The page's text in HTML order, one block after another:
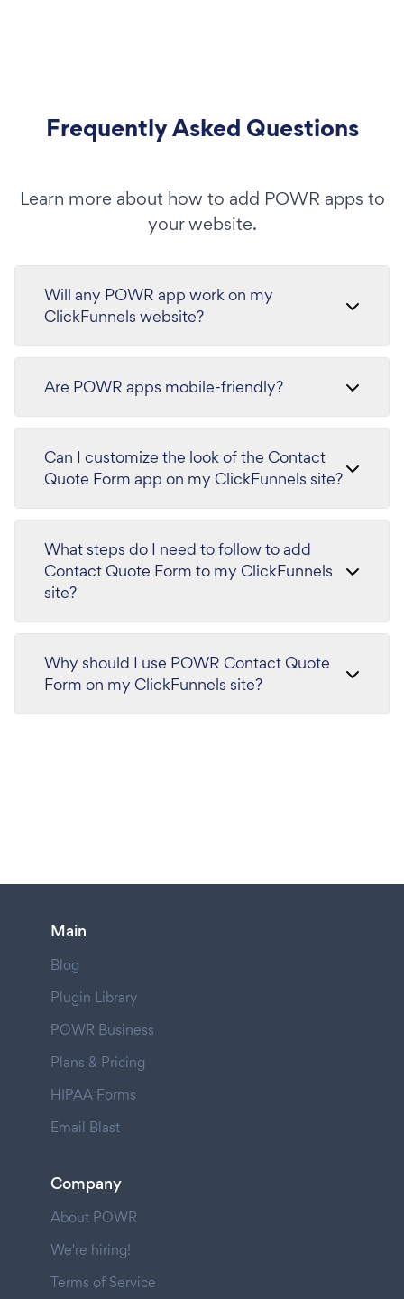
Frequently Asked Questions
Learn more about how to add POWR apps to
your website.
Will any POWR app work on my
ClickFunnels website?
Are POWR apps mobile-friendly?
Can I customize the look of the Contact
Quote Form app on my ClickFunnels site?
What steps do I need to follow to add
Contact Quote Form to my ClickFunnels
site?
Why should I use POWR Contact Quote
Form on my ClickFunnels site?
Main
Blog
Plugin Library
POWR Business
Plans & Pricing
HIPAA Forms
Email Blast
Company
About POWR
We're hiring!
Terms of Service